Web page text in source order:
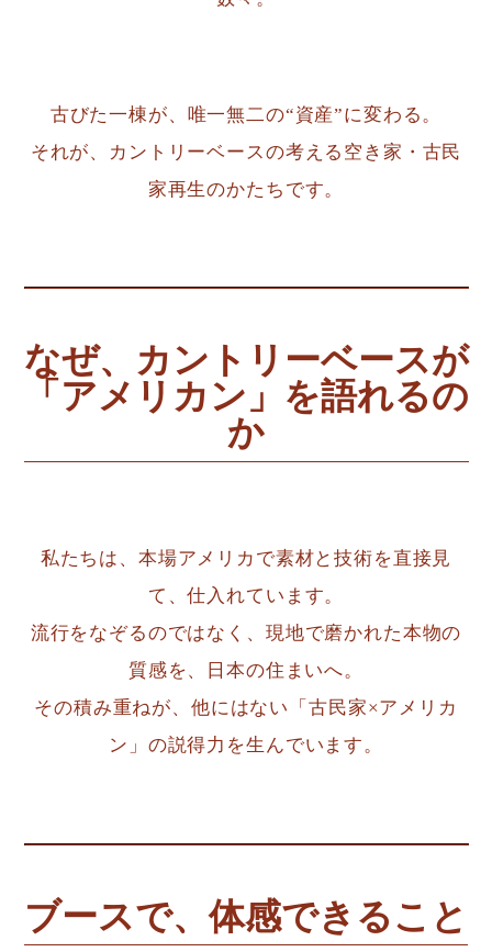
古びた一棟が、唯一無二の“資産”に変わる。
それが、カントリーベースの考える空き家・古民
家再生のかたちです。
なぜ、カントリーベースが
「アメリカン」を語れるの
か
私たちは、本場アメリカで素材と技術を直接見
て、仕入れています。
流行をなぞるのではなく、現地で磨かれた本物の
質感を、日本の住まいへ。
その積み重ねが、他にはない「古民家×アメリカ
ン」の説得力を生んでいます。
ブースで、体感できること